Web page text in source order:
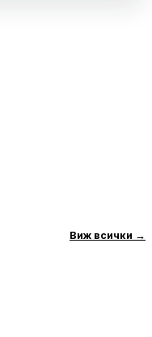
Виж всички →